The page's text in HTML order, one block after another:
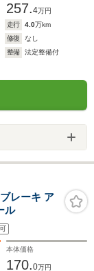
257.4万円
走行 4.0万km
修復
なし
整備
法定整備付
レーキ ア
ホイール
本体価格
170.0万円